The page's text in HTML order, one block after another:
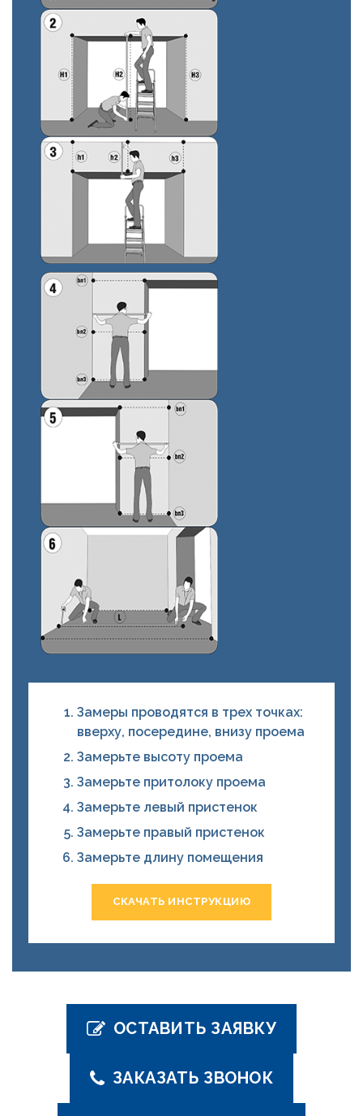
Замеры проводятся в трех точках:
вверху, посередине, внизу проема
Замерьте высоту проема
Замерьте притолоку проема
Замерьте левый пристенок
Замерьте правый пристенок
Замерьте длину помещения
СКАЧАТЬ ИНСТРУКЦИЮ
ОСТАВИТЬ ЗАЯВКУ
ЗАКАЗАТЬ ЗВОНОК